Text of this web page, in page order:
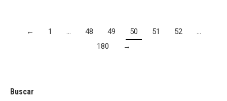
← 1 … 48 49 50 51 52
…
180
→
Buscar